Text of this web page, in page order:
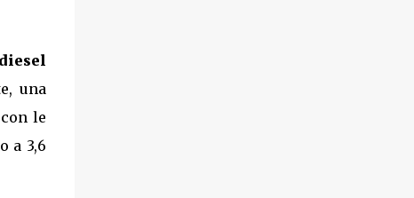
una
le
a 3,6